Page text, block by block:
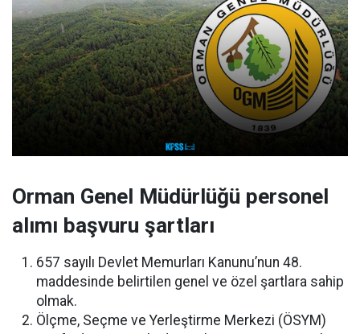
Orman Genel Müdürlüğü personel
alımı başvuru şartları
657 sayılı Devlet Memurları Kanunu’nun 48.
maddesinde belirtilen genel ve özel şartlara sahip
olmak.
Ölçme, Seçme ve Yerleştirme Merkezi (ÖSYM)